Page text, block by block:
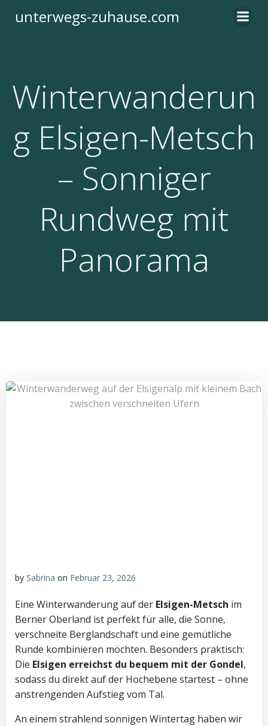
Inhalt
unterwegs-zuhause.com
Winterwanderun
g Elsigen-Metsch
– Sonniger
Rundweg mit
Panorama
by Sabrina on Februar 23, 2026
Eine Winterwanderung auf der Elsigen-Metsch im
Berner Oberland ist perfekt für alle, die Sonne,
verschneite Berglandschaft und eine gemütliche
Runde kombinieren möchten. Besonders praktisch:
Die Elsigen erreichst du bequem mit der Gondel,
sodass du direkt auf der Hochebene startest – ohne
anstrengenden Aufstieg vom Tal.
An einem strahlend sonnigen Wintertag haben wir